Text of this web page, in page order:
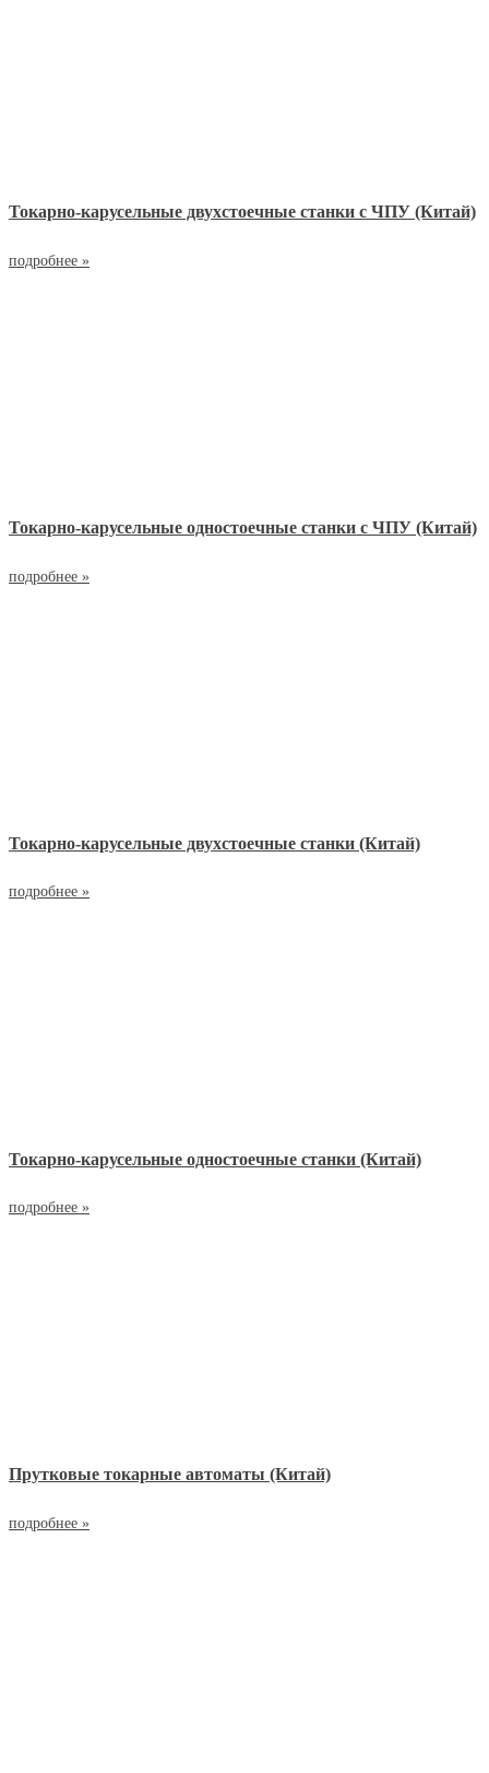
Токарно-карусельные двухстоечные станки с ЧПУ (Китай)
подробнее »
Токарно-карусельные одностоечные станки с ЧПУ (Китай)
подробнее »
Токарно-карусельные двухстоечные станки (Китай)
подробнее »
Токарно-карусельные одностоечные станки (Китай)
подробнее »
Прутковые токарные автоматы (Китай)
подробнее »